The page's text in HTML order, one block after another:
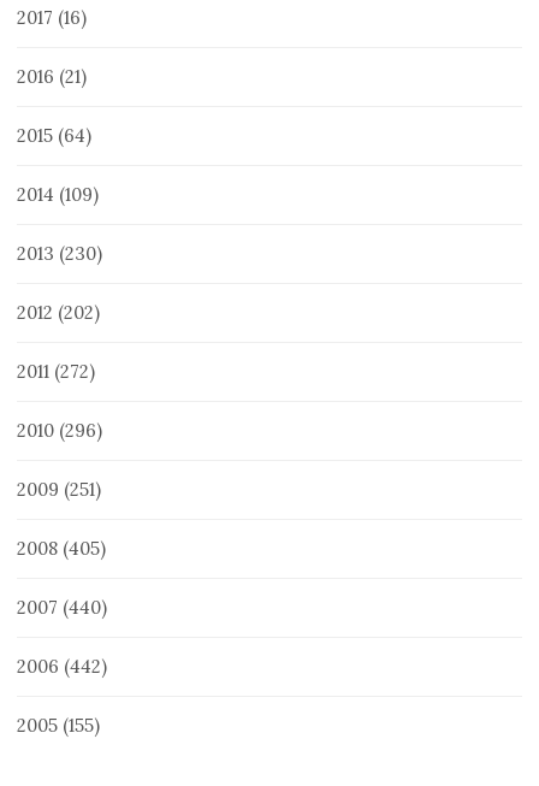
2017 (16)
2016 (21)
2015 (64)
2014 (109)
2013 (230)
2012 (202)
2011 (272)
2010 (296)
2009 (251)
2008 (405)
2007 (440)
2006 (442)
2005 (155)